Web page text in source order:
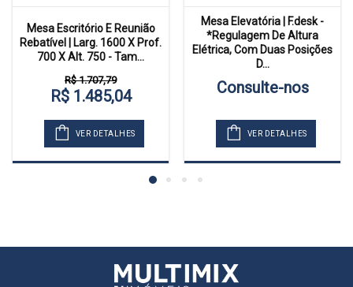
Mesa Escritório E Reunião
Rebatível | Larg. 1600 X Prof.
700 X Alt. 750 - Tam...
R$ 1.707,79
R$ 1.485,04
VER DETALHES
Mesa Elevatória | F.desk -
*Regulagem De Altura
Elétrica, Com Duas Posições
D...
Consulte-nos
VER DETALHES